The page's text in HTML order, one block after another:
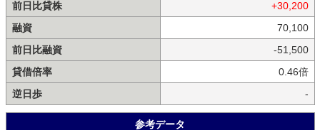
前日比貸株
+30,200
融資
70,100
前日比融資
-51,500
貸借倍率
0.46倍
逆日歩
-
参考データ